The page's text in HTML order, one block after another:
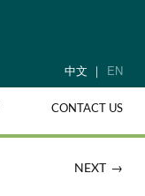
EN
中文
CONTACT US
NEXT →